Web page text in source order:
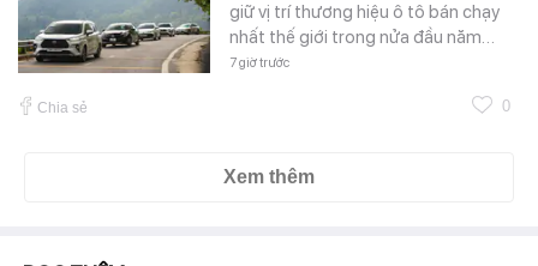
giữ vị trí thương hiệu ô tô bán chạy
nhất thế giới trong nửa đầu năm…
7 giờ trước
Chia sẻ 0
Xem thêm